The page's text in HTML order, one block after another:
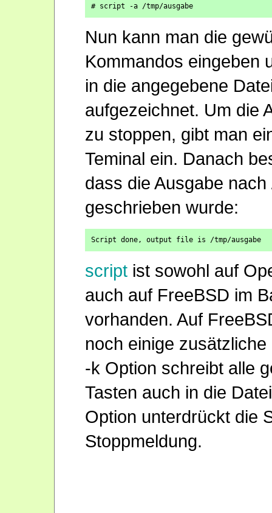
# script -a /tmp/ausgabe
Nun kann man die
Kommandos eingeben
in die angegebene
aufgezeichnet. Um die
zu stoppen, gibt man
Teminal ein. Danach
dass die Ausgabe
geschrieben wurde:
Script done, output file is /tmp/ausgabe
script ist sowohl auf
auch auf FreeBSD im
vorhanden. Auf
noch einige
-k Option schreibt alle
Tasten auch in die
Option unterdrückt die
Stoppmeldung.